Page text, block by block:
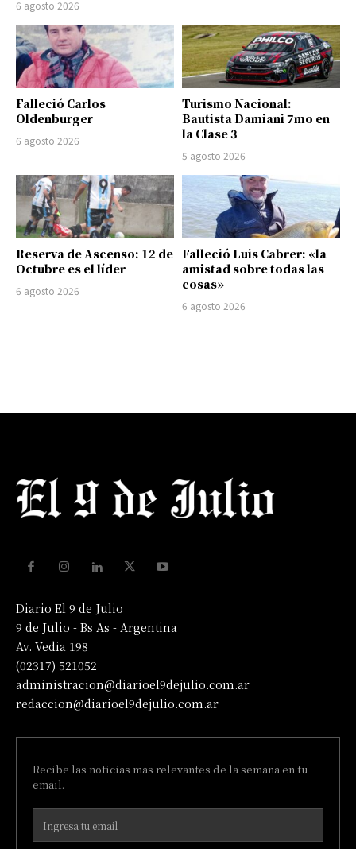
6 agosto 2026
Falleció Carlos
Oldenburger
6 agosto 2026
Turismo Nacional:
Bautista Damiani 7mo en
la Clase 3
5 agosto 2026
Reserva de Ascenso: 12 de
Octubre es el líder
6 agosto 2026
Falleció Luis Cabrer: «la
amistad sobre todas las
cosas»
6 agosto 2026
Diario El 9 de Julio
9 de Julio - Bs As - Argentina
Av. Vedia 198
(02317) 521052
administracion@diarioel9dejulio.com.ar
redaccion@diarioel9dejulio.com.ar
Recibe las noticias mas relevantes de la semana en tu
email.